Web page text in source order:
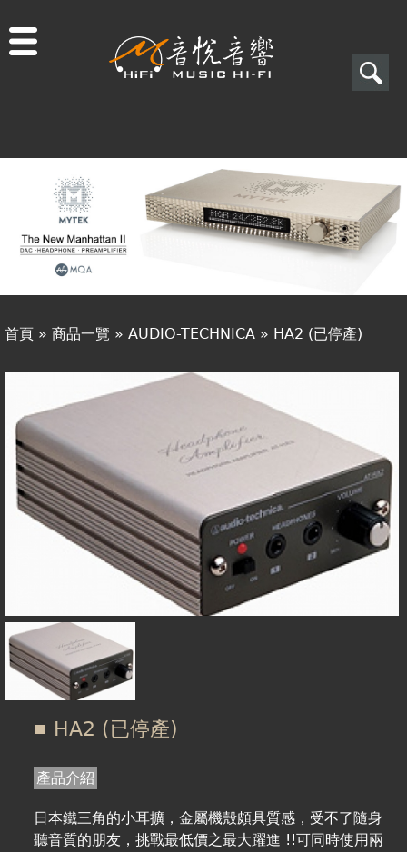
搜
表
單
搜
尋
商品一覽
二手專區
視聽專欄
購物須知
視聽室預約
線上商城
您
在
這
裡
首頁 » 商品一覽 » AUDIO-TECHNICA » HA2 (已停產)
HA2 (已停產)
產品介紹
日本鐵三角的小耳擴，金屬機殼頗具質感，受不了隨身
聽音質的朋友，挑戰最低價之最大躍進 !!可同時使用兩